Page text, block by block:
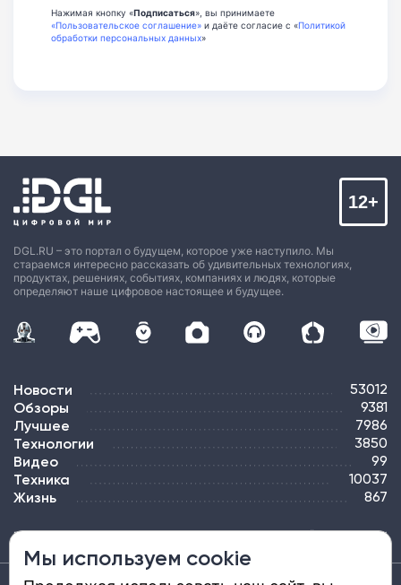
Нажимая кнопку «Подписаться», вы принимаете
«Пользовательское соглашение» и даёте согласие с «Политикой
обработки персональных данных»
DGL.RU – это портал о будущем, которое уже наступило. Мы
стараемся интересно рассказать об удивительных технологиях,
продуктах, решениях, событиях, компаниях и людях, которые
определяют наше цифровое настоящее и будущее.
12+
Новости 53012
Обзоры 9381
Лучшее 7986
Технологии 3850
Видео 99
Техника 10037
Жизнь 867
ПОДПИСКА РЕКЛАМА КОНТАКТЫ КАРТА САЙТА ТЭГИ
Мы используем cookie